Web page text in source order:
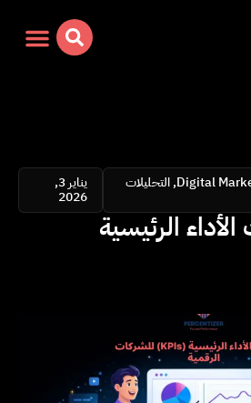
Digital
,التحليلات يناير 3,
2026
الرئيسية